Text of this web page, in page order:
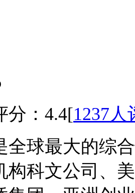
分： 4.4[1237人
全球最大的综
构科文公司、